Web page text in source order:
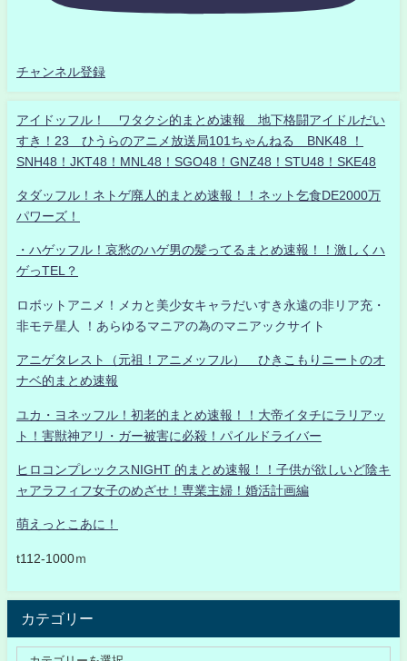
チャンネル登録
アイドッフル！ ワタクシ的まとめ速報 地下格闘アイドルだい
すき！23 ひうらのアニメ放送局101ちゃんねる BNK48 ！
SNH48！JKT48！MNL48！SGO48！GNZ48！STU48！SKE48
タダッフル！ネトゲ廃人的まとめ速報！！ネット乞食DE2000万
パワーズ！
・ハゲッフル！哀愁のハゲ男の髪ってるまとめ速報！！激しくハ
ゲっTEL？
ロボットアニメ！メカと美少女キャラだいすき永遠の非リア充・
非モテ星人 ！あらゆるマニアの為のマニアックサイト
アニゲタレスト（元祖！アニメッフル） ひきこもりニートのオ
ナベ的まとめ速報
ユカ・ヨネッフル！初老的まとめ速報！！大帝イタチにラリアッ
ト！害獣神アリ・ガー被害に必殺！パイルドライバー
ヒロコンプレックスNIGHT 的まとめ速報！！子供が欲しいど陰キ
ャアラフィフ女子のめざせ！専業主婦！婚活計画編
萌えっとこあに！
t112-1000ｍ
カテゴリー